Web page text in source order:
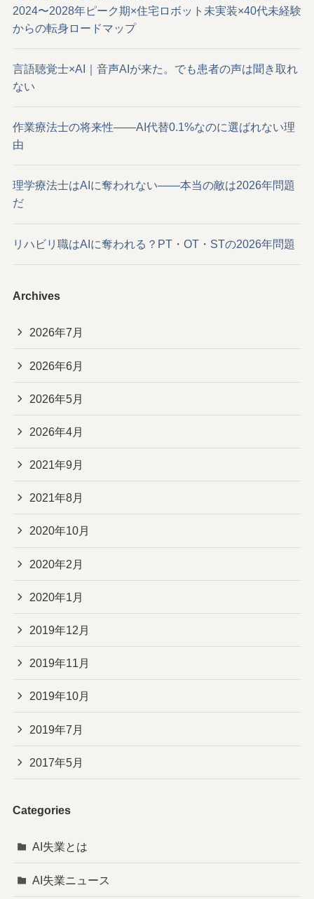
2024〜2028年ピーク期×住宅ロボット未実装×40代未経験
からの転身ロードマップ
言語聴覚士×AI｜音声AIが来た。でも患者の声は聞き取れ
ない
作業療法士の将来性——AI代替0.1%なのに選ばれない理
由
理学療法士はAIに奪われない——本当の敵は2026年問題
だ
リハビリ職はAIに奪われる？PT・OT・STの2026年問題
Archives
2026年7月
2026年6月
2026年5月
2026年4月
2021年9月
2021年8月
2020年10月
2020年2月
2020年1月
2019年12月
2019年11月
2019年10月
2019年7月
2017年5月
Categories
AI失業とは
AI失業ニュース